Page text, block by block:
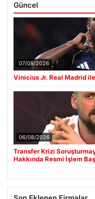
Güncel
07/08/2026
Vinicius Jr. Real Madrid
06/08/2026
Transfer Krizi
Hakkında Resmi İşlem